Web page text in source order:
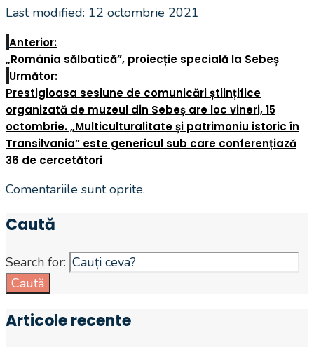
Last modified: 12 octombrie 2021
Anterior:
„România sălbatică”, proiecție specială la Sebeș
Următor:
Prestigioasa sesiune de comunicări științifice
organizată de muzeul din Sebeș are loc vineri, 15
octombrie. „Multiculturalitate și patrimoniu istoric în
Transilvania” este genericul sub care conferențiază
36 de cercetători
Comentariile sunt oprite.
Caută
Search for:
Caută
Articole recente